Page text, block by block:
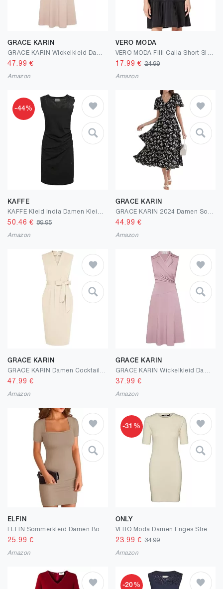
GRACE KARIN
47.99 €
Amazon
VERO MODA
17.99 € 24.99
Amazon
-44%
KAFFE
50.46 €89.95
Amazon
GRACE KARIN
44.99 €
Amazon
GRACE KARIN
47.99 €
Amazon
GRACE KARIN
37.99 €
Amazon
ELFIN
25.99 €
Amazon
-31%
ONLY
23.99 € 34.99
Amazon
-20%